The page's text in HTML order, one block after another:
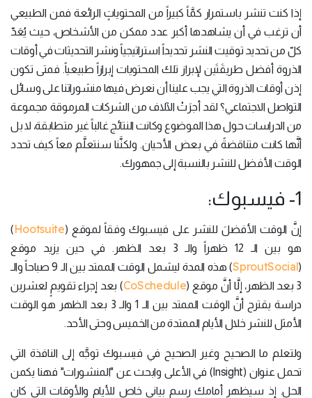
إذا كنت تنشر باستمرار كمَّاً كبيراً من المحتوياتٍ الرائعة فمن الطبيعي
أن ترغب في أن يشاهدها أكبر عدد ممكن من الأشخاص، حيث يُعَدّ
كلّ من تحديد توقيت النشر تحديداً استراتيجياً ونشر التحديثات في أوقات
الذروة أفضل طريقَتَين لإبراز تلك المحتويات إبرازاً طبيعياً. فمتى تكون
إذن أوقات الذروة التي يجب علينا أن نعرض فيها منشوراتنا على وسائل
التواصل الاجتماعي؟ لقد أجرَتْ الآلاف من الشركات المرموقة مجموعة
من الدراسات حول هذا الموضوع وكانت النتائج غالباً غير متطابقة، لا بل
أنَّها كانت متناقضةً في بعض الأحيان. ولكنَّنا سنتعلَّم معاً كيف تحدد
الوقت الأفضل للنشر بالنسبة إلى جمهورك.
1- فيسبوك:
إنَّ الوقت الأفضلَ للنشر على فيسبوك وفقاً لموقع (Hootsuite
)
هو بين الـ 12 ظهراً والـ 3 بعد الظهر. في حين يزيد موقع
(
SproutSocial
) هذه المدة ليشمل الوقت الممتد بين الـ 9 صباحاً والـ
3 بعد الظهر، إلَّا أنَّ موقع (
CoSchedule) بعد إجراء تقويمٍ لعشرين
دراسة يقترح أنَّ الوقت الممتد بين الـ 1 والـ 3 بعد الظهر هو الوقت
الأمثل للنشر خلال الأيام الممتدة من الخميس وحتى الأحد.
ولتعلم ما الصحيح وغير الصحيح في فيسبوك توجَّه إلى النافذة التي
تحمل عنوان (Insight) في الأعلى وابحث عن "المنشورات" فهنا يكمن
الحل. إذ سيظهر أمامك رسم بياني خاص للأيام والأوقات التي كان